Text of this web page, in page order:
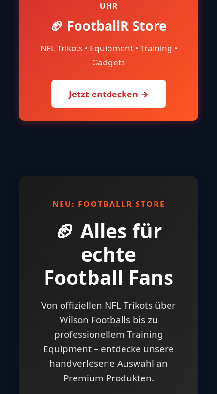
UHR
🏈 FootballR Store
NFL Trikots • Equipment • Training •
Gadgets
Jetzt entdecken →
NEU: FOOTBALLR STORE
🏈 Alles für
echte
Football Fans
Von offiziellen NFL Trikots über
Wilson Footballs bis zu
professionellem Training
Equipment – entdecke unsere
handverlesene Auswahl an
Premium Produkten.